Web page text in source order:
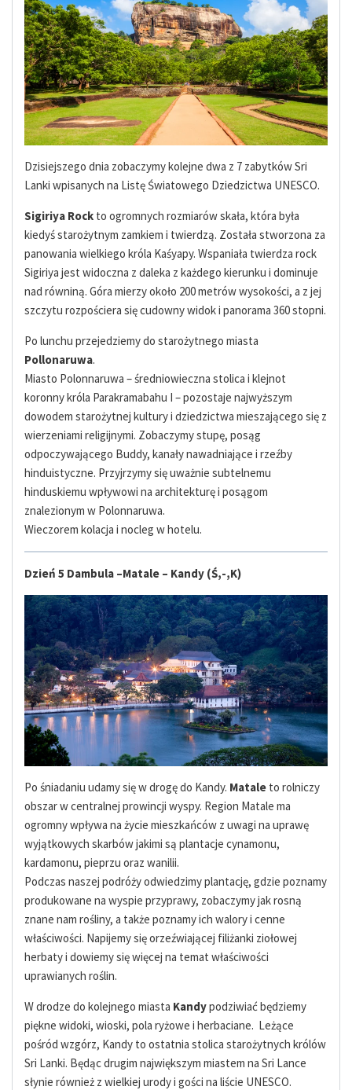
Dzisiejszego dnia zobaczymy kolejne dwa z 7 zabytków Sri
Lanki wpisanych na Listę Światowego Dziedzictwa UNESCO.
Sigiriya Rock to ogromnych rozmiarów skała, która była
kiedyś starożytnym zamkiem i twierdzą. Została stworzona za
panowania wielkiego króla Kaśyapy. Wspaniała twierdza rock
Sigiriya jest widoczna z daleka z każdego kierunku i dominuje
nad równiną. Góra mierzy około 200 metrów wysokości, a z jej
szczytu rozpościera się cudowny widok i panorama 360 stopni.
Po lunchu przejedziemy do starożytnego miasta
Pollonaruwa.
Miasto Polonnaruwa – średniowieczna stolica i klejnot
koronny króla Parakramabahu I – pozostaje najwyższym
dowodem starożytnej kultury i dziedzictwa mieszającego się z
wierzeniami religijnymi. Zobaczymy stupę, posąg
odpoczywającego Buddy, kanały nawadniające i rzeźby
hinduistyczne. Przyjrzymy się uważnie subtelnemu
hinduskiemu wpływowi na architekturę i posągom
znalezionym w Polonnaruwa.
Wieczorem kolacja i nocleg w hotelu.
Dzień 5 Dambula –Matale – Kandy (Ś,-,K)
Po śniadaniu udamy się w drogę do Kandy. Matale to rolniczy
obszar w centralnej prowincji wyspy. Region Matale ma
ogromny wpływa na życie mieszkańców z uwagi na uprawę
wyjątkowych skarbów jakimi są plantacje cynamonu,
kardamonu, pieprzu oraz wanilii.
Podczas naszej podróży odwiedzimy plantację, gdzie poznamy
produkowane na wyspie przyprawy, zobaczymy jak rosną
znane nam rośliny, a także poznamy ich walory i cenne
właściwości. Napijemy się orzeźwiającej filiżanki ziołowej
herbaty i dowiemy się więcej na temat właściwości
uprawianych roślin.
W drodze do kolejnego miasta Kandypodziwiać będziemy
piękne widoki, wioski, pola ryżowe i herbaciane. Leżące
pośród wzgórz, Kandy to ostatnia stolica starożytnych królów
Sri Lanki. Będąc drugim największym miastem na Sri Lance
słynie również z wielkiej urody i gości na liście UNESCO.